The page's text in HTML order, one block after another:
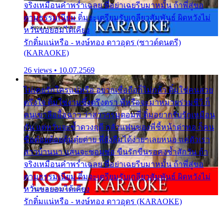
จริงเหมือนคำพร่ำเฉลย พี่อย่าเฉยรีบมาหมั้น ถ้าพี่สู่ขอ
ตามธรรมเนียม ติ๋มจะเตรียมรับเกลียวสัมพันธ์ ผิดหวังไม่
หวั่นขอยอมได้เคียง
รักติ๋มแน่หรือ - หงษ์ทอง ดาวอุดร (ซาวด์ดนตรี)
(KARAOKE)
26 views • 10.07.2569
ไม่เคยรักใครแน่หรือ อยากเชื่อถือก็ไม่กล้า ติ๋มใช่คนสวย
ตรึงใจ ติ๋มใช่งามซึ้งตรึงตรา พี่หรือจะมาหมายร่วมชีวี ก็
คนเขาลืออื้อฉาว ว่าสาวๆรุมตอมพี่ ติ๋มอยากรับรักเหมือน
กัน แต่หวั่นจะช้ำดวงฤดี กลัวแฟนของพี่ชี้หน้าด่าทอ ก็คน
ชื่อต๋อยต้อยตุ้มตุ๋ยต่าย พี่ยังลืมได้ง่ายๆเลยหนอ แค่ตัวเรา
สาวบ้านนา แสนจะซอมซ่อ ขืนรักขืนรอคงช้ำสักวัน ถ้า
จริงเหมือนคำพร่ำเฉลย พี่อย่าเฉยรีบมาหมั้น ถ้าพี่สู่ขอ
ตามธรรมเนียม ติ๋มจะเตรียมรับเกลียวสัมพันธ์ ผิดหวังไม่
หวั่นขอยอมได้เคียง
รักติ๋มแน่หรือ - หงษ์ทอง ดาวอุดร (KARAOKE)